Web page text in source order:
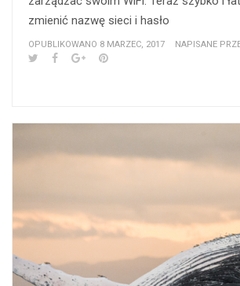
zmienić nazwę sieci i hasło
OPUBLIKOWANO 8 MARZEC, 2017 NAPISANE